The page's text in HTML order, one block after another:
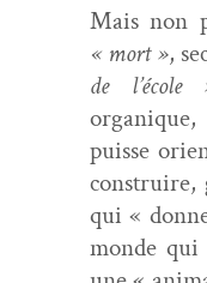
Mais non
« mort »,
de l’école
puisse
con­stru­ire,
qui «
monde qui